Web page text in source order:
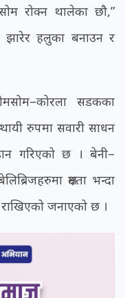
रोक्न थालेका छौ,”
झारेर हलुका बनाउन र
सडकका
रुपमा सवारी साधन
गरिएको छ । बेनी–
क्षमता भन्दा
राखिएको जनाएको छ ।